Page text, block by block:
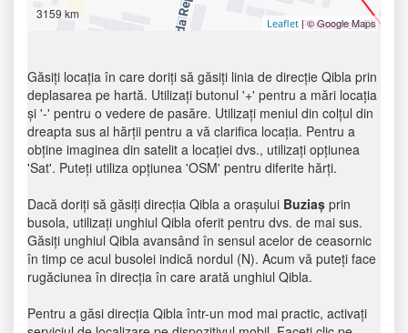
3159 km
Leaflet | © Google Maps
Găsiți locația în care doriți să găsiți linia de direcție Qibla prin
deplasarea pe hartă. Utilizați butonul '+' pentru a mări locația
și '-' pentru o vedere de pasăre. Utilizați meniul din colțul din
dreapta sus al hărții pentru a vă clarifica locația. Pentru a
obține imaginea din satelit a locației dvs., utilizați opțiunea
'Sat'. Puteți utiliza opțiunea 'OSM' pentru diferite hărți.
Dacă doriți să găsiți direcția Qibla a orașului Buziaș prin
busola, utilizați unghiul Qibla oferit pentru dvs. de mai sus.
Găsiți unghiul Qibla avansând în sensul acelor de ceasornic
în timp ce acul busolei indică nordul (N). Acum vă puteți face
rugăciunea în direcția în care arată unghiul Qibla.
Pentru a găsi direcția Qibla într-un mod mai practic, activați